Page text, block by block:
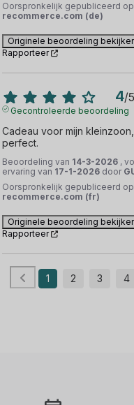
Oorspronkelijk gepubliceerd op
recommerce.com (de)
Originele beoordeling
Rapporteer
4/5
Gecontroleerde beoordeling
Cadeau voor mijn
perfect.
Beoordeling van 14-3-2026 ,
ervaring van 17-1-2026 door
Oorspronkelijk gepubliceerd op
recommerce.com (fr)
Originele beoordeling
Rapporteer
1 2 3 4